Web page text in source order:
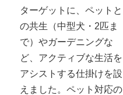
ターゲットに、ペットと
の共生（中型犬・2匹ま
で）やガーデニングな
ど、アクティブな生活を
アシストする仕掛けを設
えました。ペット対応の